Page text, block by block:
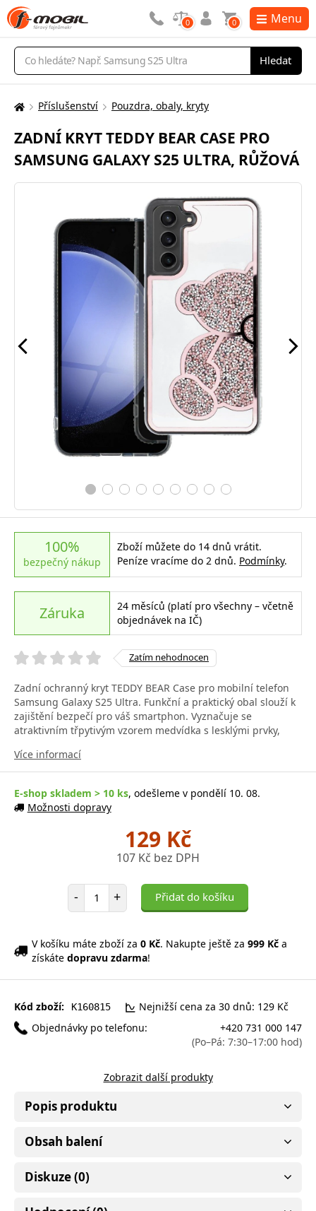
Vyhledávání
Hledat
0 0 Menu
Zde
nacházíte:
Příslušenství Pouzdra, obaly, kryty
ZADNÍ KRYT TEDDY BEAR CASE PRO
SAMSUNG GALAXY S25 ULTRA, RŮŽOVÁ
100%
bezpečný nákup
Zboží můžete do 14 dnů vrátit.
Peníze vracíme do 2 dnů. Podmínky.
Záruka
24 měsíců (platí pro všechny – včetně
objednávek na IČ)
Zatím nehodnocen
Zadní ochranný kryt TEDDY BEAR Case pro mobilní telefon
Samsung Galaxy S25 Ultra. Funkční a praktický obal slouží k
zajištění bezpečí pro váš smartphon. Vyznačuje se
atraktivním třpytivým vzorem medvídka s lesklými prvky,
Více informací
E-shop skladem > 10 ks, odešleme v pondělí 10. 08.
Možnosti dopravy
129 Kč
107 Kč bez DPH
- Počet položek
+ Přidat do košíku
V košíku máte zboží za 0 Kč. Nakupte ještě za 999 Kč a
získáte dopravu zdarma!
Kód zboží: K160815
Nejnižší cena za 30 dnů: 129 Kč
Objednávky po telefonu:
+420 731 000 147
(Po–Pá: 7:30–17:00 hod)
Zobrazit další produkty
Popis produktu
Obsah balení
Diskuze (0)